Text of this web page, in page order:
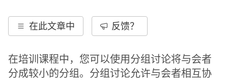
在此文章中 反馈？
在培训课程中，您可以使用分组讨论将与会者
分成较小的分组。分组讨论允许与会者相互协